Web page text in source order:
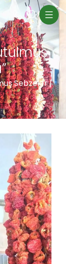
Sebzeler |